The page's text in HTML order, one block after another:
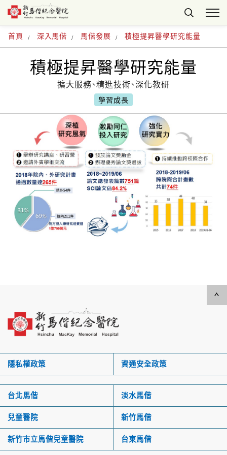
首頁 深入馬偕 馬偕發展 積極提昇醫學研究能量
積極提昇醫學研究能量
擴大服務、精進技術、深化教研
學習成長
隱私權政策 資通安全政策
台北馬偕 淡水馬偕
兒童醫院 新竹馬偕
新竹市立馬偕兒童醫院 台東馬偕